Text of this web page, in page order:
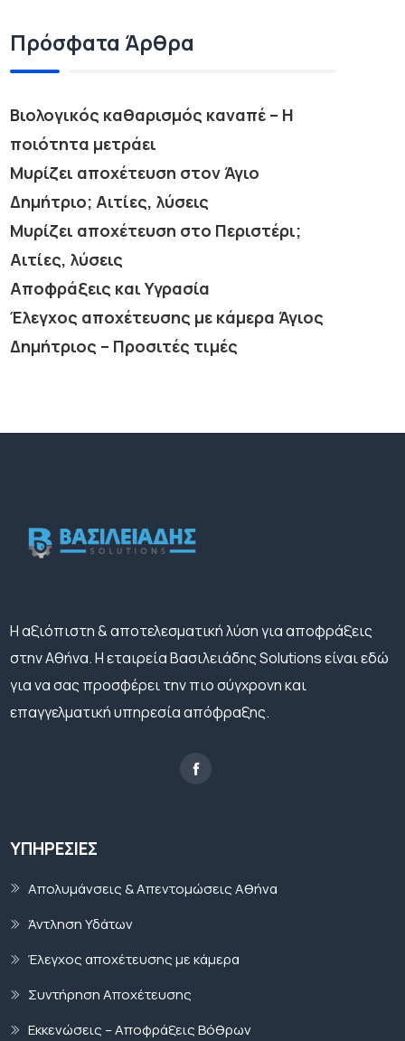
Πρόσφατα Άρθρα
Βιολογικός καθαρισμός καναπέ – Η
ποιότητα μετράει
Μυρίζει αποχέτευση στον Άγιο
Δημήτριο; Αιτίες, λύσεις
Μυρίζει αποχέτευση στο Περιστέρι;
Αιτίες, λύσεις
Αποφράξεις και Υγρασία
Έλεγχος αποχέτευσης με κάμερα Άγιος
Δημήτριος – Προσιτές τιμές
H αξιόπιστη & αποτελεσματική λύση για αποφράξεις
στην Αθήνα. Η εταιρεία Βασιλειάδης Solutions είναι εδώ
για να σας προσφέρει την πιο σύγχρονη και
επαγγελματική υπηρεσία απόφραξης.
ΥΠΗΡΕΣΊΕΣ
Απολυμάνσεις & Απεντομώσεις Αθήνα
Άντληση Υδάτων
Έλεγχος αποχέτευσης με κάμερα
Συντήρηση Αποχέτευσης
Εκκενώσεις – Αποφράξεις Βόθρων